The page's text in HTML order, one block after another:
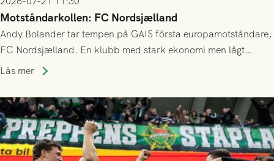
Motståndarkollen: FC Nordsjælland
Andy Bolander tar tempen på GAIS första europamotståndare,
FC Nordsjælland. En klubb med stark ekonomi men lågt
publiksnitt, ett lag med både kollektiv styrka och individuell
Läs mer